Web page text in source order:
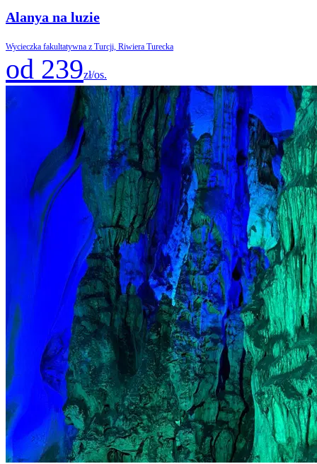
Alanya na luzie
Wycieczka fakultatywna z Turcji, Riwiera Turecka
od 239zł/os.